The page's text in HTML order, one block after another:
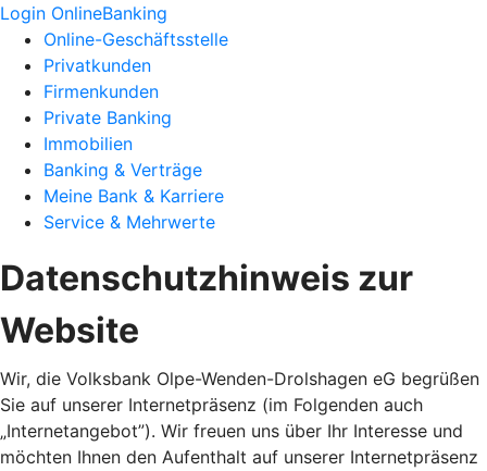
Login OnlineBanking
Online-Geschäftsstelle
Privatkunden
Firmenkunden
Private Banking
Immobilien
Banking & Verträge
Meine Bank & Karriere
Service & Mehrwerte
Datenschutzhinweis zur
Website
Wir, die Volksbank Olpe-Wenden-Drolshagen eG begrüßen
Sie auf unserer Internetpräsenz (im Folgenden auch
„Internetangebot”). Wir freuen uns über Ihr Interesse und
möchten Ihnen den Aufenthalt auf unserer Internetpräsenz